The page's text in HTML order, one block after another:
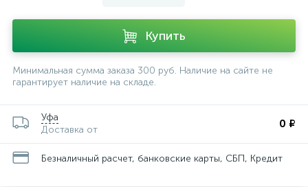
Купить
Минимальная сумма заказа 300 руб. Наличие на сайте не
гарантирует наличие на складе.
Уфа
Доставка от
0 ₽
Безналичный расчет, банковские карты, СБП, Кредит